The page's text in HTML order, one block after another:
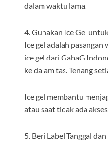
dalam waktu lama.
4. Gunakan Ice Gel
Ice gel adalah pasangan
ice gel dari GabaG
ke dalam tas. Tenang
Ice gel membantu
atau saat tidak ada
5. Beri Label Tanggal